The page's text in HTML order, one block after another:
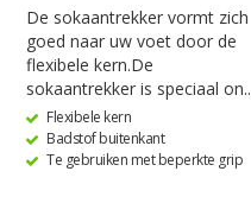
De sokaantrekker vormt zich
goed naar uw voet door de
flexibele kern.De
sokaantrekker is speciaal on..
Flexibele kern
Badstof buitenkant
Te gebruiken met beperkte grip